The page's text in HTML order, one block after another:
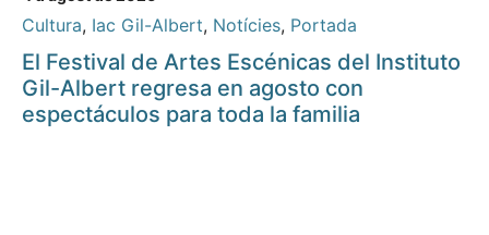
Cultura, Iac Gil-Albert, Notícies, Portada
El Festival de Artes Escénicas del Instituto
Gil-Albert regresa en agosto con
espectáculos para toda la familia